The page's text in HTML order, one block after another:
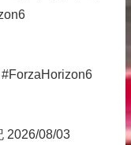
2026/08/03